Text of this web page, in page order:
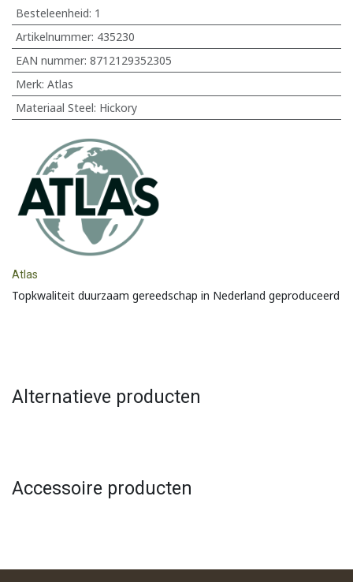
Besteleenheid: 1
Artikelnummer: 435230
EAN nummer: 8712129352305
Merk: Atlas
Materiaal Steel: Hickory
Atlas
Topkwaliteit duurzaam gereedschap in Nederland geproduceerd
Alternatieve producten
Accessoire producten